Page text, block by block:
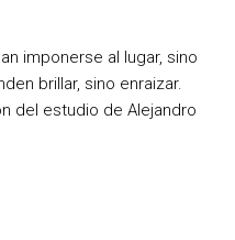
imponerse al lugar, sino
brillar, sino enraizar.
del estudio de Alejandro